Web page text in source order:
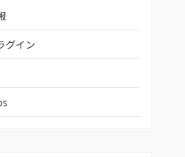
グイン